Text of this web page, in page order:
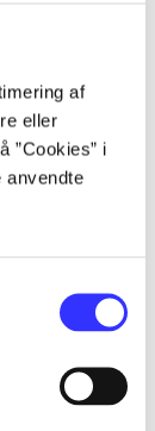
af
eller
”Cookies” i
anvendte